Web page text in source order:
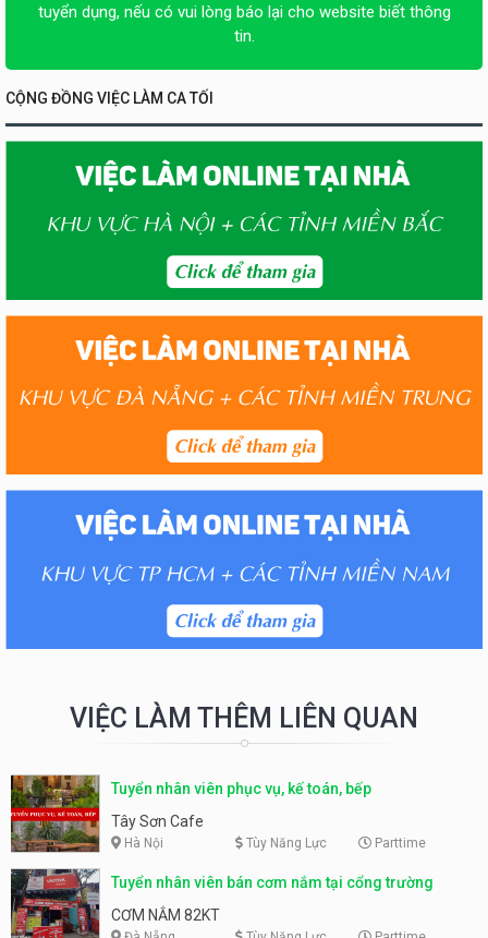
tuyển dụng, nếu có vui lòng báo lại cho website biết thông
tin.
CỘNG ĐỒNG VIỆC LÀM CA TỐI
VIỆC LÀM THÊM LIÊN QUAN
Tuyển nhân viên phục vụ, kế toán, bếp
Tây Sơn Cafe
Hà Nội Tùy Năng Lực Parttime
Tuyển nhân viên bán cơm nắm tại cổng trường
CƠM NẮM 82KT